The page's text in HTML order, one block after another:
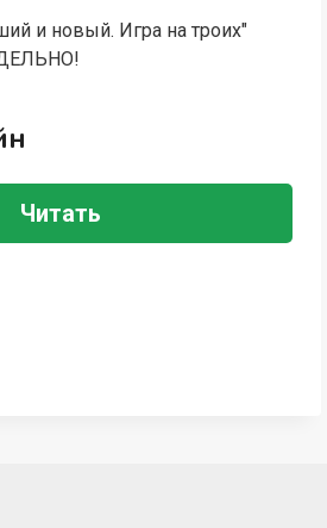
и новый. Игра на троих"
Читать